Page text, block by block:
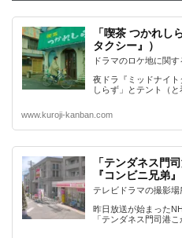
「喫茶 つかれし
タクシー』）
ドラマのロケ地に関す
夜ドラ『ミッドナイ
しらず」とテント（
www.kuroji-kanban.com
「テンダネス門
『コンビニ兄弟』
テレビドラマの撮影場
昨日放送が始まった
「テンダネス門司港